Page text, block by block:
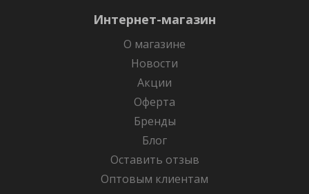
Интернет-магазин
О магазине
Новости
Акции
Оферта
Бренды
Блог
Оставить отзыв
Оптовым клиентам